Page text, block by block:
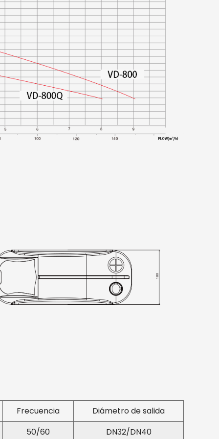
e ininterrumpido de aguas residuales,
desechos más grandes.
La bomba utiliza un potente motor de
una potencia de corte robusta.
motor garantiza un buen rendimiento y
IE5: El VD-800/800Q funciona con un
de alto rendimiento IE5, conocido por
y rendimiento. Este motor puede alcanzar
el rendimiento de muchos
Este alto caudal garantiza que
aguas residuales se gestionen de forma
El VD-800/800Q ofrece tres modos de
ahorro de energía y potente, cada uno de
con un solo botón. Esta versatilidad
el modo que se adapte a sus
funcionamiento silencioso, eficiencia
sobre cualquier problema, lo que
rápida y menos tiempo de inactividad.
Frecuencia
Diámetro de salida
50/60
DN32/DN40